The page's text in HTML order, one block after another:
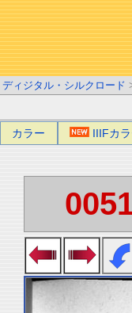
ディジタル・シルクロード
カラー IIIFカ